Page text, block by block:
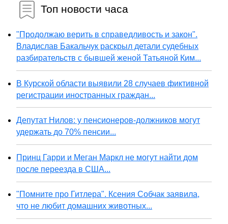
Топ новости часа
"Продолжаю верить в справедливость и закон".
Владислав Бакальчук раскрыл детали судебных
разбирательств с бывшей женой Татьяной Ким...
В Курской области выявили 28 случаев фиктивной
регистрации иностранных граждан...
Депутат Нилов: у пенсионеров-должников могут
удержать до 70% пенсии...
Принц Гарри и Меган Маркл не могут найти дом
после переезда в США...
"Помните про Гитлера". Ксения Собчак заявила,
что не любит домашних животных...